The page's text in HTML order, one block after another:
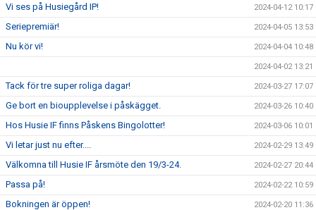
Vi ses på Husiegård IP! 2024-04-12 10:17
Seriepremiär! 2024-04-05 13:53
Nu kör vi! 2024-04-04 10:48
2024-04-02 13:21
Tack för tre super roliga dagar! 2024-03-27 17:07
Ge bort en bioupplevelse i påskägget. 2024-03-26 10:40
Hos Husie IF finns Påskens Bingolotter! 2024-03-06 10:01
Vi letar just nu efter.... 2024-02-29 13:49
Välkomna till Husie IF årsmöte den 19/3-24. 2024-02-27 20:44
Passa på! 2024-02-22 10:59
Bokningen är öppen! 2024-02-20 11:36